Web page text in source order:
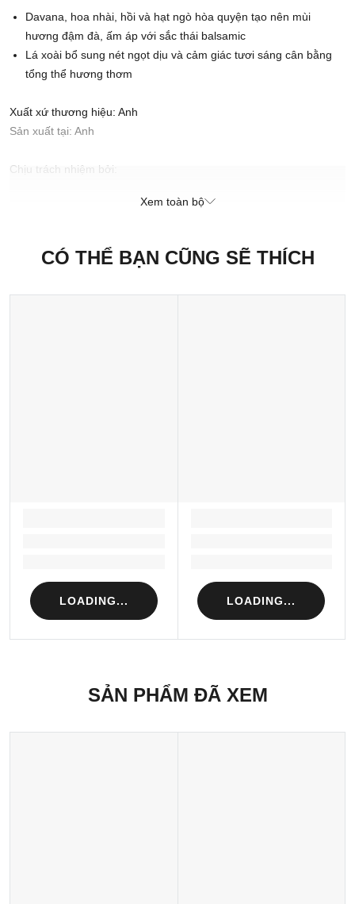
Davana, hoa nhài, hồi và hạt ngò hòa quyện tạo nên mùi
hương đậm đà, ấm áp với sắc thái balsamic
Lá xoài bổ sung nét ngọt dịu và cảm giác tươi sáng cân bằng
tổng thể hương thơm
Xuất xứ thương hiệu: Anh
Sản xuất tại: Anh
Chịu trách nhiệm bởi:
Minh, Việt Nam
Xem toàn bộ
CÓ THỂ BẠN CŨNG SẼ THÍCH
LOADING... LOADING...
SẢN PHẨM ĐÃ XEM